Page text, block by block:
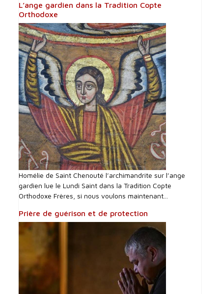
L’ange gardien dans la Tradition Copte
Orthodoxe
Homélie de Saint Chenouté l’archimandrite sur l’ange
gardien lue le Lundi Saint dans la Tradition Copte
Orthodoxe Frères, si nous voulons maintenant...
Prière de guérison et de protection